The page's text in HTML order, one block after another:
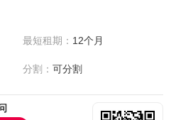
最短租期： 12个月
分割：可分割